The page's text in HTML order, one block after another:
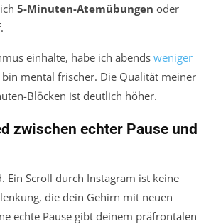
5-Minuten-Atemübungen oder
einhalte, habe ich abends weniger
mental frischer. Die Qualität meiner
Blöcken ist deutlich höher.
zwischen echter Pause und
Ein Scroll durch Instagram ist keine
die dein Gehirn mit neuen
echte Pause gibt deinem präfrontalen